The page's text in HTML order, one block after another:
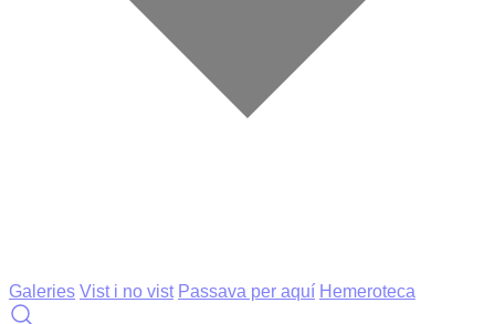
Galeries Vist i no vist Passava per aquí Hemeroteca